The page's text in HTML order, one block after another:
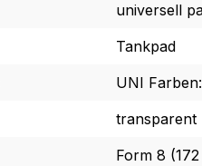
universell
Tankpad
UNI
transparent
Form 8